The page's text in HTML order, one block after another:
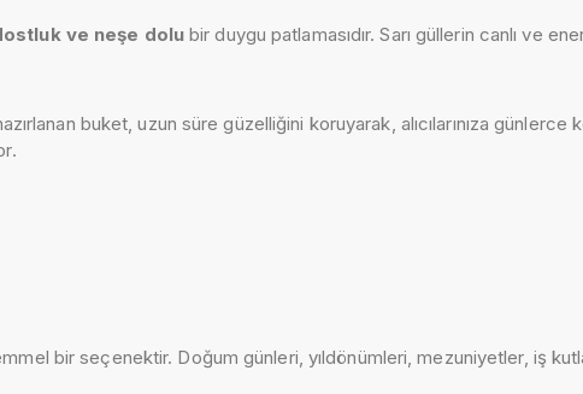
ve neşe dolubir duygu patlamasıdır. Sarı güllerin canlı ve
buket, uzun süre güzelliğini koruyarak, alıcılarınıza
bir seçenektir. Doğum günleri, yıldönümleri, mezuniyetler, iş